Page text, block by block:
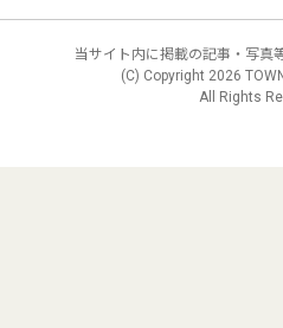
当サイト内に掲載の記事・写真
(C) Copyright 2026
All Rights